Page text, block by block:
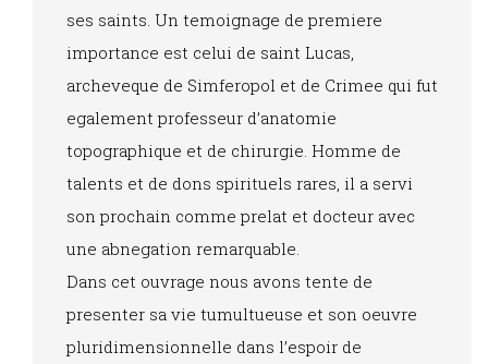
ses saints. Un temoignage de premiere
importance est celui de saint Lucas,
archeveque de Simferopol et de Crimee qui fut
egalement professeur d’anatomie
topographique et de chirurgie. Homme de
talents et de dons spirituels rares, il a servi
son prochain comme prelat et docteur avec
une abnegation remarquable.
Dans cet ouvrage nous avons tente de
presenter sa vie tumultueuse et son oeuvre
pluridimensionnelle dans l’espoir de